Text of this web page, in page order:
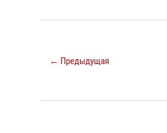
← Предыдущая